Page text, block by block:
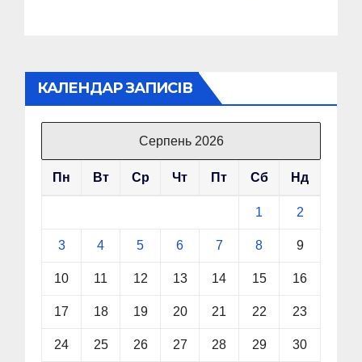
КАЛЕНДАР ЗАПИСІВ
Серпень 2026
Пн Вт Ср Чт Пт Сб Нд
1 2
3 4 5 6 7 8 9
10 11 12 13 14 15 16
17 18 19 20 21 22 23
24 25 26 27 28 29 30